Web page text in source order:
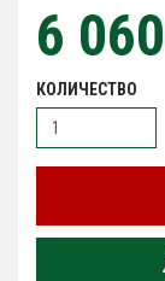
6 060
КОЛИЧЕСТВО